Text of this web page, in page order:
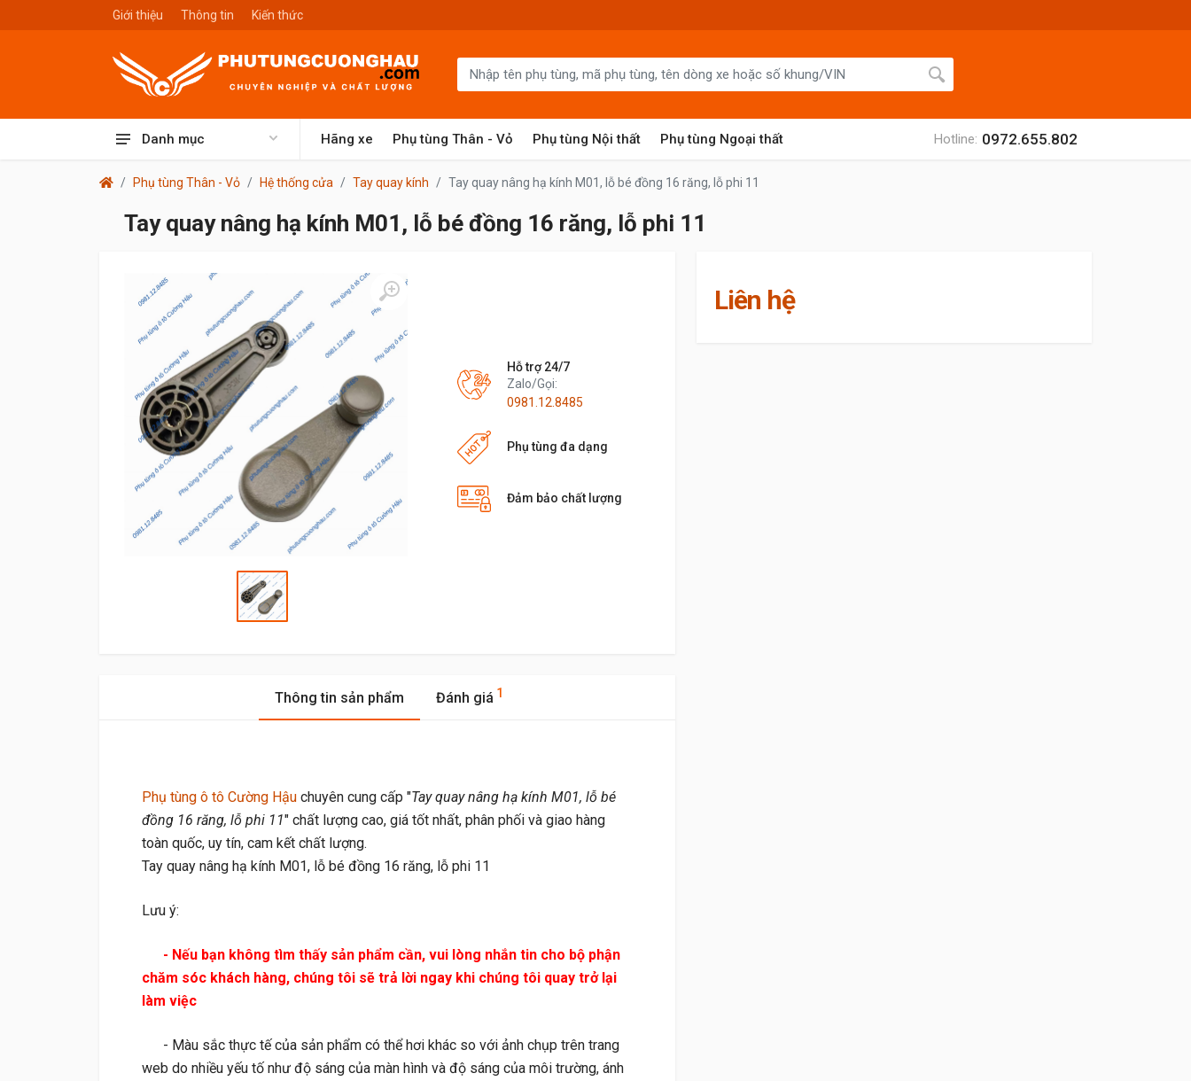
Giới thiệu Thông tin Kiến thức
Danh mục Hãng xe Phụ tùng Thân - Vỏ Phụ tùng Nội thất Phụ tùng Ngoại thất Hotline: 0972.655.802
Phụ tùng Thân - Vỏ Hệ thống cửa Tay quay kính Tay quay nâng hạ kính M01, lỗ bé đồng 16 răng, lỗ phi 11
Tay quay nâng hạ kính M01, lỗ bé đồng 16 răng, lỗ phi 11
Hỗ trợ 24/7
Zalo/Gọi:
0981.12.8485
Phụ tùng đa dạng
Đảm bảo chất lượng
Liên hệ
Thông tin sản phẩm Đánh giá 1
Phụ tùng ô tô Cường Hậu chuyên cung cấp "Tay quay nâng hạ kính M01, lỗ bé
đồng 16 răng, lỗ phi 11" chất lượng cao, giá tốt nhất, phân phối và giao hàng
toàn quốc, uy tín, cam kết chất lượng.
Tay quay nâng hạ kính M01, lỗ bé đồng 16 răng, lỗ phi 11
Lưu ý:
- Nếu bạn không tìm thấy sản phẩm cần, vui lòng nhắn tin cho bộ phận
chăm sóc khách hàng, chúng tôi sẽ trả lời ngay khi chúng tôi quay trở lại
làm việc
- Màu sắc thực tế của sản phẩm có thể hơi khác so với ảnh chụp trên trang
web do nhiều yếu tố như độ sáng của màn hình và độ sáng của môi trường, ánh